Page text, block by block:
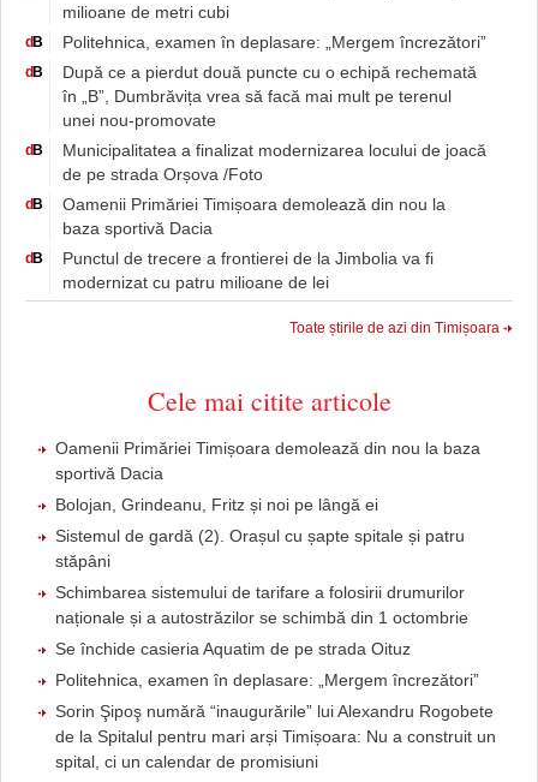
milioane de metri cubi
dB Politehnica, examen în deplasare: „Mergem încrezători”
dB
După ce a pierdut două puncte cu o echipă rechemată
în „B”, Dumbrăvița vrea să facă mai mult pe terenul
unei nou-promovate
dB
Municipalitatea a finalizat modernizarea locului de joacă
de pe strada Orșova /Foto
dB
Oamenii Primăriei Timișoara demolează din nou la
baza sportivă Dacia
dB
Punctul de trecere a frontierei de la Jimbolia va fi
modernizat cu patru milioane de lei
Toate știrile de azi din Timișoara
Cele mai citite articole
Oamenii Primăriei Timișoara demolează din nou la baza
sportivă Dacia
Bolojan, Grindeanu, Fritz și noi pe lângă ei
Sistemul de gardă (2). Orașul cu șapte spitale și patru
stăpâni
Schimbarea sistemului de tarifare a folosirii drumurilor
naționale și a autostrăzilor se schimbă din 1 octombrie
Se închide casieria Aquatim de pe strada Oituz
Politehnica, examen în deplasare: „Mergem încrezători”
Sorin Şipoş numără “inaugurările” lui Alexandru Rogobete
de la Spitalul pentru mari arși Timișoara: Nu a construit un
spital, ci un calendar de promisiuni